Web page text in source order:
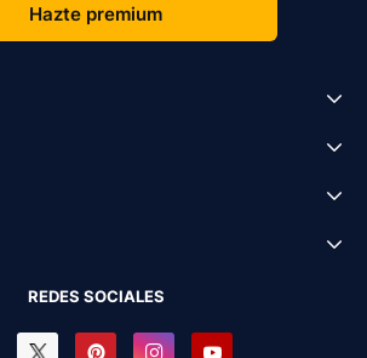
Hazte premium
REDES SOCIALES